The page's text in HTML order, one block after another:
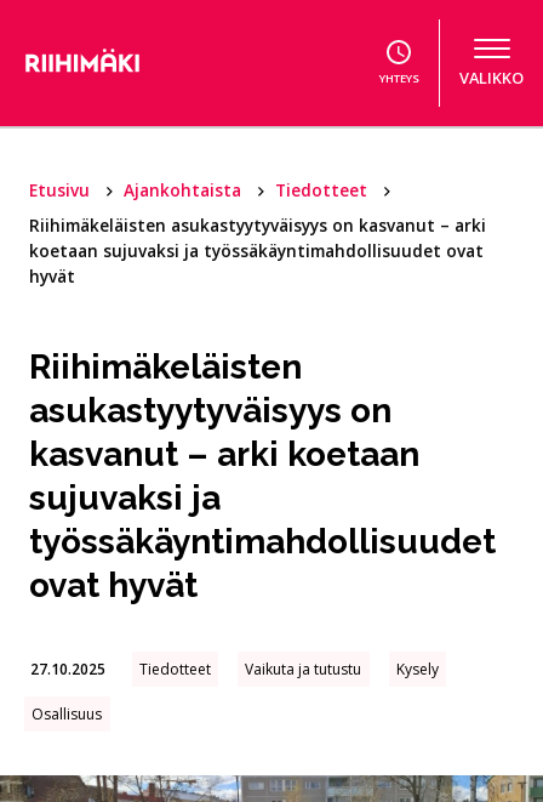
YHTEYS VALIKKO
Etusivu Ajankohtaista
Tiedotteet
Riihimäkeläisten asukastyytyväisyys on kasvanut – arki
koetaan sujuvaksi ja työssäkäyntimahdollisuudet ovat
hyvät
Riihimäkeläisten
asukastyytyväisyys on
kasvanut – arki koetaan
sujuvaksi ja
työssäkäyntimahdollisuudet
ovat hyvät
27.10.2025 Tiedotteet Vaikuta ja tutustu Kysely
Osallisuus